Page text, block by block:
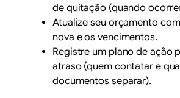
de quitação (quando
Atualize seu orçamento
nova e os vencimentos.
Registre um plano de ação
atraso (quem contatar e
documentos separar).